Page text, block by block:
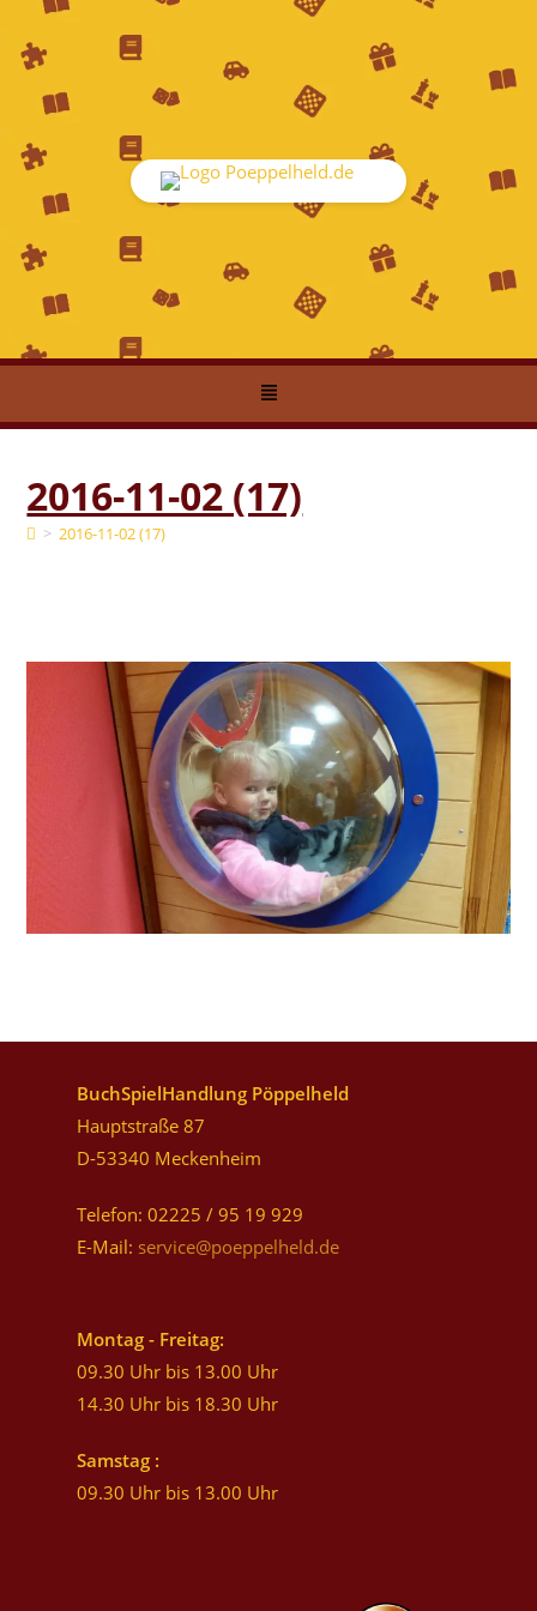
2016-11-02 (17)
> 2016-11-02 (17)
BuchSpielHandlung Pöppelheld
Hauptstraße 87
D-53340 Meckenheim
Telefon: 02225 / 95 19 929
E-Mail: service@poeppelheld.de
Montag - Freitag:
09.30 Uhr bis 13.00 Uhr
14.30 Uhr bis 18.30 Uhr
Samstag :
09.30 Uhr bis 13.00 Uhr